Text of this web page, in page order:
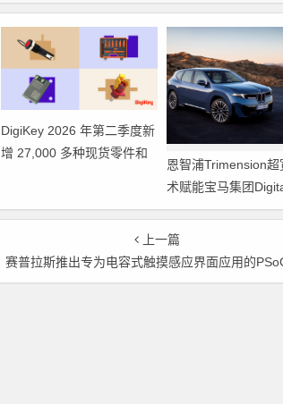
DigiKey 2026 年第二季度新
增 27,000 多种现货零件和
恩智浦Trimension超
术赋能宝马集团
Plus及生命体存在检
上一篇
赛普拉斯推出专为电容式触摸感应界面应用的PSoC器